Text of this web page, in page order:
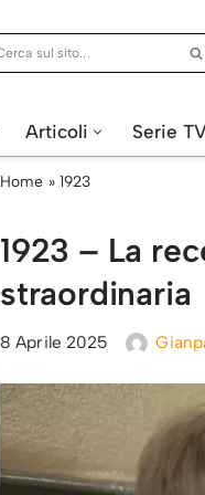
Articoli Serie
Home » 1923
1923 – La
straordinaria
8 Aprile 2025